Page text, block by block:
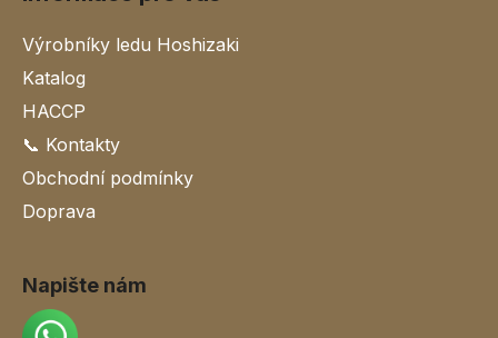
Výrobníky ledu Hoshizaki
Katalog
HACCP
📞 Kontakty
Obchodní podmínky
Doprava
Napište nám